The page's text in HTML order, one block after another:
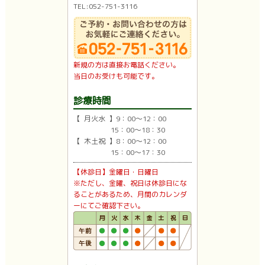
TEL:052-751-3116
新規の方は直接お電話ください。
当日のお受けも可能です。
診療時間
【 月火水 】9：00〜12：00
15：00〜18：30
【 木土祝 】8：00〜12：00
15：00〜17：30
【休診日】金曜日・日曜日
※ただし、金曜、祝日は休診日にな
ることがあるため、月間のカレンダ
ーにてご確認下さい。